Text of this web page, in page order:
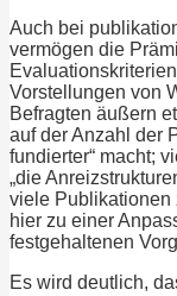
Auch bei
vermögen die
Vorstellungen von
Befragten äußern
auf der Anzahl der
fundierter“ macht;
„die
viele Publikationen
hier zu einer
festgehaltenen
Es wird deutlich,